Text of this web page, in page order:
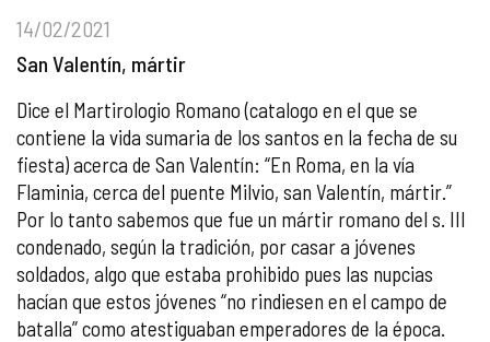
14/02/2021
San Valentín, mártir
Dice el Martirologio Romano (catalogo en el que se
contiene la vida sumaria de los santos en la fecha de su
fiesta) acerca de San Valentín: “En Roma, en la vía
Flaminia, cerca del puente Milvio, san Valentín, mártir.”
Por lo tanto sabemos que fue un mártir romano del s. III
condenado, según la tradición, por casar a jóvenes
soldados, algo que estaba prohibido pues las nupcias
hacían que estos jóvenes “no rindiesen en el campo de
batalla” como atestiguaban emperadores de la época.